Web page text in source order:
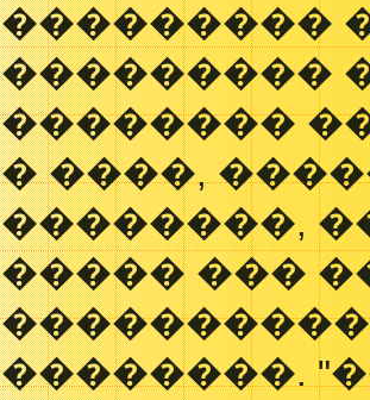
���������
���������
��������
� ����,
��������,
����� ���
��������.